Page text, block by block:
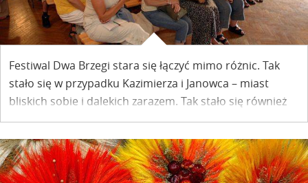
Festiwal Dwa Brzegi stara się łączyć mimo różnic. Tak
stało się w przypadku Kazimierza i Janowca – miast
bliskich sobie i dalekich zarazem. Tak stało się również
przypadku fary i synagogi. Obie świątynie zaistniały w
czasie kazimierskiego festiwalu także jako świątynie
sztuki.